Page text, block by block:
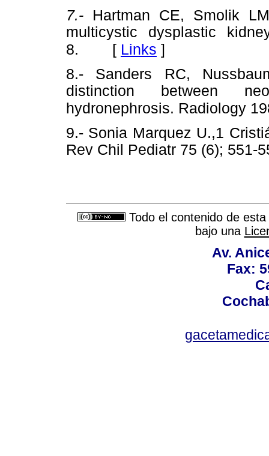
7.- Hartman CE, Smolik
multicystic dysplastic
8. [ Links ]
8.- Sanders RC,
distinction between
hydronephrosis. Radiology
9.- Sonia Marquez U.,1
Rev Chil Pediatr 75 (6); 551-
Todo el contenido de
bajo una
Av.
Fax: